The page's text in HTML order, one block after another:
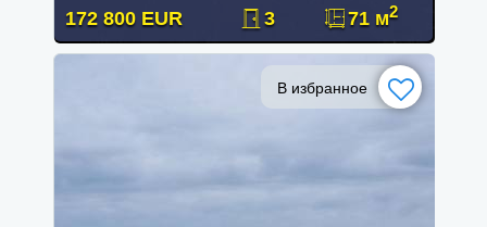
172 800 EUR 3 71 м2
В избранное